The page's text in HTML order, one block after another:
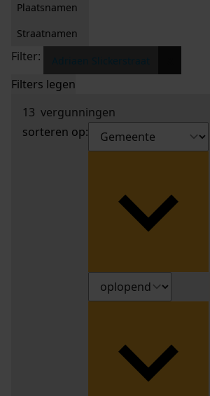
Plaatsnamen
Straatnamen
Filter:
Filters legen
13 vergunningen
sorteren op: